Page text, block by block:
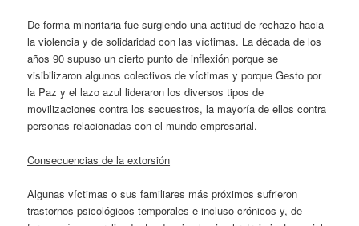
De forma minoritaria fue surgiendo una actitud de rechazo hacia
la violencia y de solidaridad con las víctimas. La década de los
años 90 supuso un cierto punto de inflexión porque se
visibilizaron algunos colectivos de víctimas y porque Gesto por
la Paz y el lazo azul lideraron los diversos tipos de
movilizaciones contra los secuestros, la mayoría de ellos contra
personas relacionadas con el mundo empresarial.
Consecuencias de la extorsión
Algunas víctimas o sus familiares más próximos sufrieron
trastornos psicológicos temporales e incluso crónicos y, de